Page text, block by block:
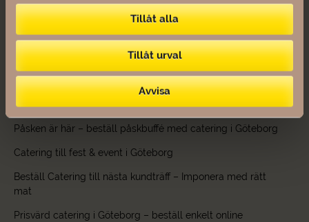
Tillåt alla
Tillåt urval
Avvisa
Senaste inläggen
Studenten 2026 – boka studentbuffé med catering i
Göteborg
Påsken är här – beställ påskbuffé med catering i Göteborg
Catering till fest & event i Göteborg
Beställ Catering till nästa kundträff – Imponera med rätt
mat
Prisvärd catering i Göteborg – beställ enkelt online